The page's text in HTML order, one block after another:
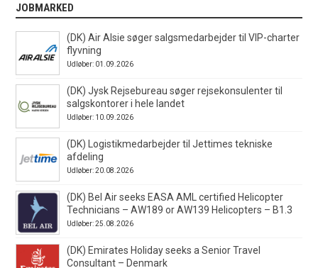
JOBMARKED
(DK) Air Alsie søger salgsmedarbejder til VIP-charter
flyvning
Udløber: 01.09.2026
(DK) Jysk Rejsebureau søger rejsekonsulenter til
salgskontorer i hele landet
Udløber: 10.09.2026
(DK) Logistikmedarbejder til Jettimes tekniske
afdeling
Udløber: 20.08.2026
(DK) Bel Air seeks EASA AML certified Helicopter
Technicians – AW189 or AW139 Helicopters – B1.3
Udløber: 25.08.2026
(DK) Emirates Holiday seeks a Senior Travel
Consultant – Denmark